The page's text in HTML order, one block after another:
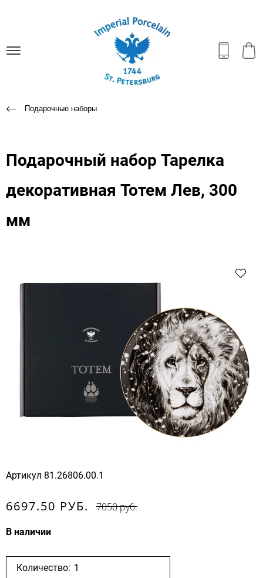
Подарочные наборы
Подарочный набор Тарелка
декоративная Тотем Лев, 300
мм
Артикул 81.26806.00.1
6697.50 РУБ. 7050 руб.
В наличии
Количество: